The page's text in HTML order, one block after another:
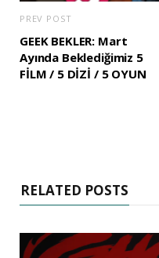
PREV POST
GEEK BEKLER: Mart
Ayında Beklediğimiz 5
FİLM / 5 DİZİ / 5 OYUN
RELATED POSTS